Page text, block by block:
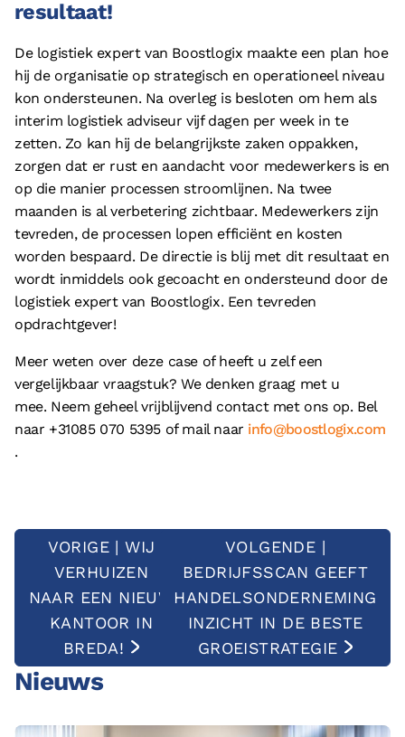
resultaat!
De logistiek expert van Boostlogix maakte een plan hoe
hij de organisatie op strategisch en operationeel niveau
kon ondersteunen. Na overleg is besloten om hem als
interim logistiek adviseur vijf dagen per week in te
zetten. Zo kan hij de belangrijkste zaken oppakken,
zorgen dat er rust en aandacht voor medewerkers is en
op die manier processen stroomlijnen. Na twee
maanden is al verbetering zichtbaar. Medewerkers zijn
tevreden, de processen lopen efficiënt en kosten
worden bespaard. De directie is blij met dit resultaat en
wordt inmiddels ook gecoacht en ondersteund door de
logistiek expert van Boostlogix. Een tevreden
opdrachtgever!
Meer weten over deze case of heeft u zelf een
vergelijkbaar vraagstuk? We denken graag met u
mee. Neem geheel vrijblijvend contact met ons op. Bel
naar +31085 070 5395 of mail naar info@boostlogix.com
.
VORIGE | WIJ
VERHUIZEN
NAAR EEN NIEUW
KANTOOR IN
BREDA!
VOLGENDE |
BEDRIJFSSCAN GEEFT
HANDELSONDERNEMING
INZICHT IN DE BESTE
GROEISTRATEGIE
Nieuws